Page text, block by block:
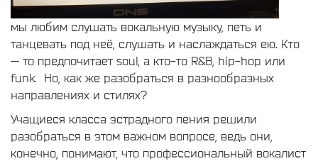
мы любим слушать вокальную музыку, петь и
танцевать под неё, слушать и наслаждаться ею. Кто
— то предпочитает soul, а кто-то R&B, hip-hop или
funk. Но, как же разобраться в разнообразных
направлениях и стилях?
Учащиеся класса эстрадного пения решили
разобраться в этом важном вопросе, ведь они,
конечно, понимают, что профессиональный вокалист